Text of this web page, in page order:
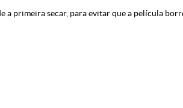
a primeira secar, para evitar que a película